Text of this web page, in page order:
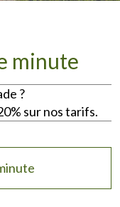
minute
?
sur nos tarifs.